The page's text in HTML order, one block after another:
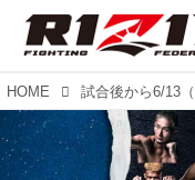
HOME